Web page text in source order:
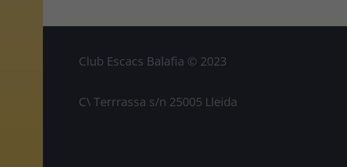
Club Escacs Balafia © 2023
C\ Terrrassa s/n 25005 Lleida